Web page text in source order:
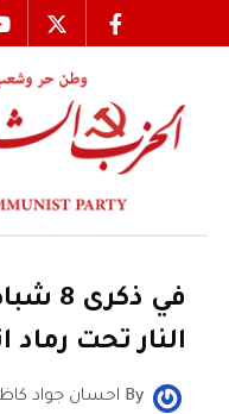
في
النار تحت رماد
By احسان جواد